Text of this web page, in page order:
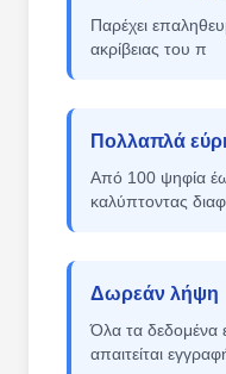
Παρέχει
ακρίβειας του π
Πολλαπλά
Από 100 ψηφία
καλύπτοντας
Δωρεάν λήψη
Όλα τα δεδομένα
απαιτείται